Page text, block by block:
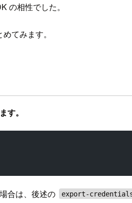
の相性でした。
てみます。
す。
合は、後述の export-